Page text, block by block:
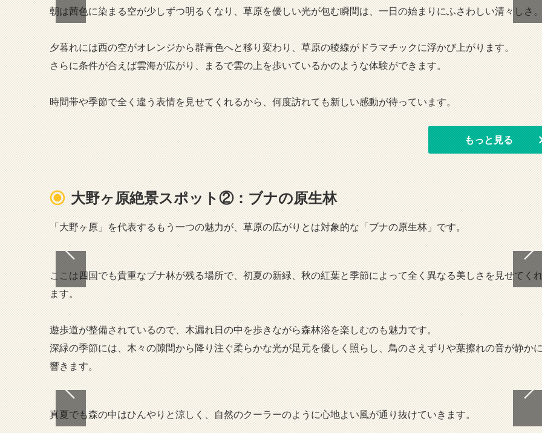
朝は茜色に染まる空が少しずつ明るくなり、草原を優しい光が包む瞬間は、一日の始まりにふさわしい清々しさ
夕暮れには西の空がオレンジから群青色へと移り変わり、草原の稜線がドラマチックに浮かび上がります。
さらに条件が合えば雲海が広がり、まるで雲の上を歩いているかのような体験ができます。
時間帯や季節で全く違う表情を見せてくれるから、何度訪れても新しい感動が待っています。
もっと見る
大野ヶ原絶景スポット②：ブナの原生林
「大野ヶ原」を代表するもう一つの魅力が、草原の広がりとは対象的な「ブナの原生林」です。
ここは四国でも貴重なブナ林が残る場所で、初夏の新緑、秋の紅葉と季節によって全く異なる美しさを見せてく
ます。
遊歩道が整備されているので、木漏れ日の中を歩きながら森林浴を楽しむのも魅力です。
深緑の季節には、木々の隙間から降り注ぐ柔らかな光が足元を優しく照らし、鳥のさえずりや葉擦れの音が静か
響きます。
真夏でも森の中はひんやりと涼しく、自然のクーラーのように心地よい風が通り抜けていきます。